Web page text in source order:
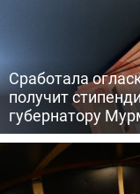
Сработала
получит
губернатору